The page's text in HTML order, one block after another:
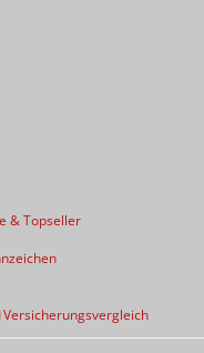
& Topseller
Versicherungsvergleich